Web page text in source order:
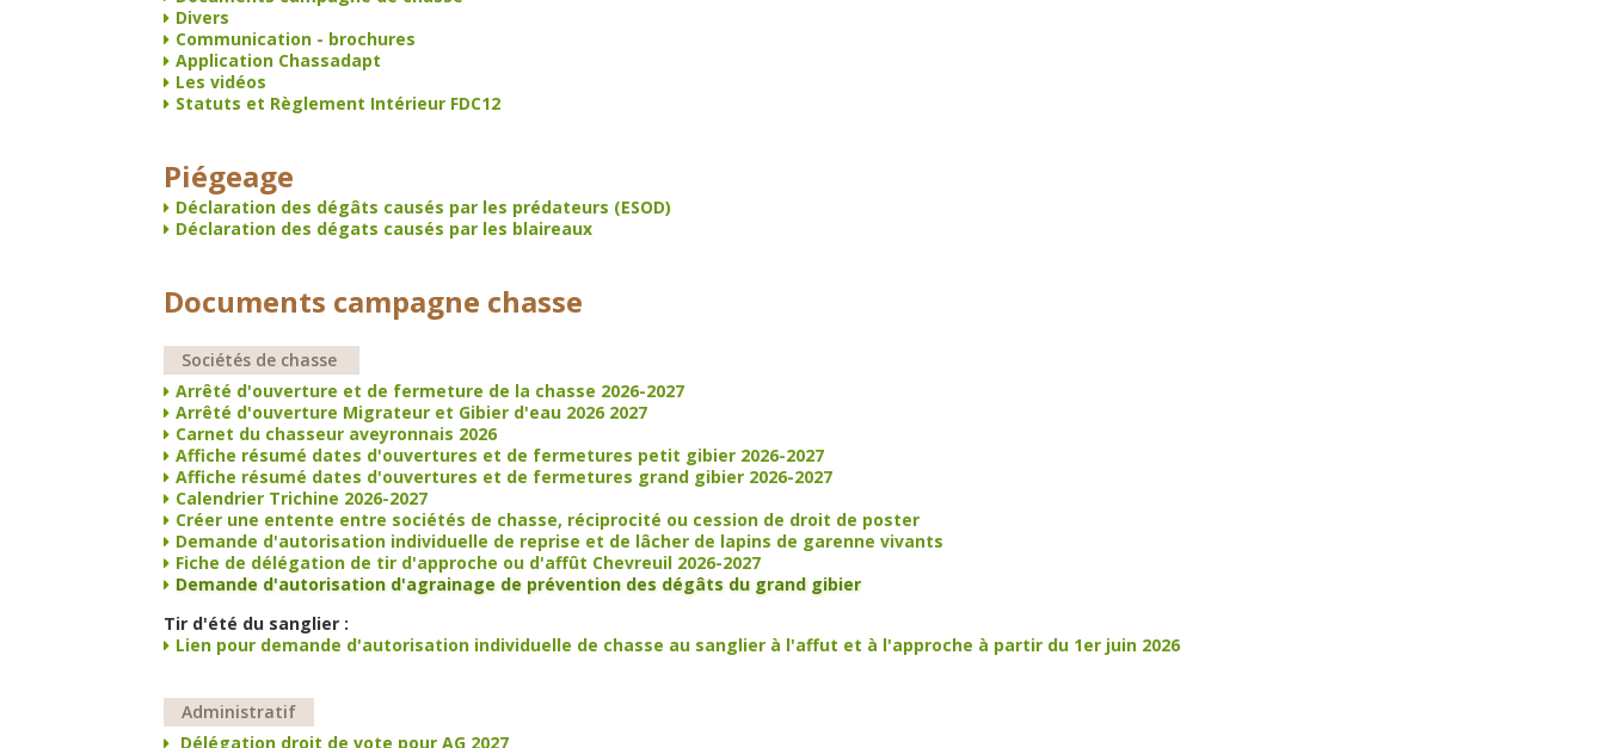
Divers
Communication - brochures
Application Chassadapt
Les vidéos
Statuts et Règlement Intérieur FDC12
Piégeage
Déclaration des dégâts causés par les prédateurs (ESOD)
Déclaration des dégats causés par les blaireaux
Documents campagne chasse
Sociétés de chasse
Arrêté d'ouverture et de fermeture de la chasse 2026-2027
Arrêté d'ouverture Migrateur et Gibier d'eau 2026 2027
Carnet du chasseur aveyronnais 2026
Affiche résumé dates d'ouvertures et de fermetures petit gibier 2026-2027
Affiche résumé dates d'ouvertures et de fermetures grand gibier 2026-2027
Calendrier Trichine 2026-2027
Créer une entente entre sociétés de chasse, réciprocité ou cession de droit de poster
Demande d'autorisation individuelle de reprise et de lâcher de lapins de garenne vivants
Fiche de délégation de tir d'approche ou d'affût Chevreuil 2026-2027
Demande d'autorisation d'agrainage de prévention des dégâts du grand gibier
Tir d'été du sanglier :
Lien pour demande d'autorisation individuelle de chasse au sanglier à l'affut et à l'approche à partir du 1er juin 2026
Administratif
Délégation droit de vote pour AG 2027